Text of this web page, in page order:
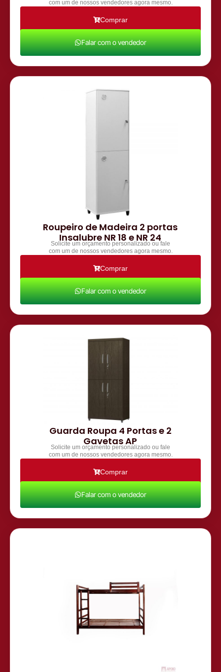
com um de nossos vendedores agora mesmo.
Comprar
Falar com o vendedor
Roupeiro de Madeira 2 portas
Insalubre NR 18 e NR 24
Solicite um orçamento personalizado ou fale
com um de nossos vendedores agora mesmo.
Comprar
Falar com o vendedor
Guarda Roupa 4 Portas e 2
Gavetas AP
Solicite um orçamento personalizado ou fale
com um de nossos vendedores agora mesmo.
Comprar
Falar com o vendedor